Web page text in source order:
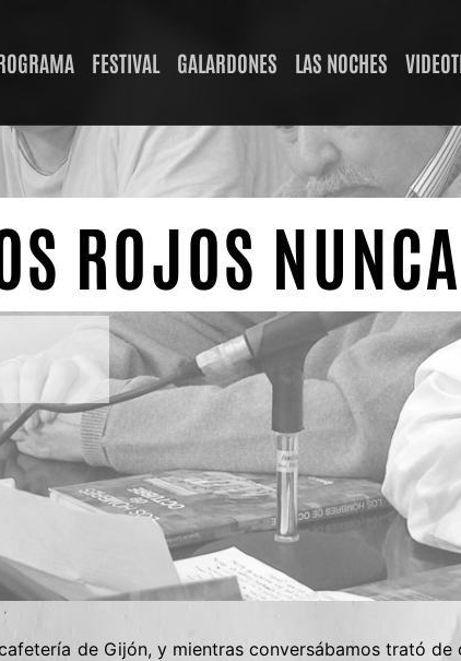
FESTIVAL GALARDONES LAS NOCHES
ROJOS
de Gijón, y mientras conversábamos trató